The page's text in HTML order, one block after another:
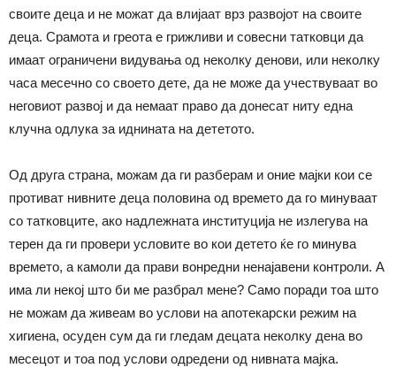
своите деца и не можат да влијаат врз развојот на своите
деца. Срамота и греота е грижливи и совесни татковци да
имаат ограничени видувања од неколку денови, или неколку
часа месечно со своето дете, да не може да учествуваат во
неговиот развој и да немаат право да донесат ниту една
клучна одлука за иднината на дететото.
Од друга страна, можам да ги разберам и оние мајки кои се
противат нивните деца половина од времето да го минуваат
со татковците, ако надлежната институција не излегува на
терен да ги провери условите во кои детето ќе го минува
времето, а камоли да прави вонредни ненајавени контроли. А
има ли некој што би ме разбрал мене? Само поради тоа што
не можам да живеам во услови на апотекарски режим на
хигиена, осуден сум да ги гледам децата неколку дена во
месецот и тоа под услови одредени од нивната мајка.